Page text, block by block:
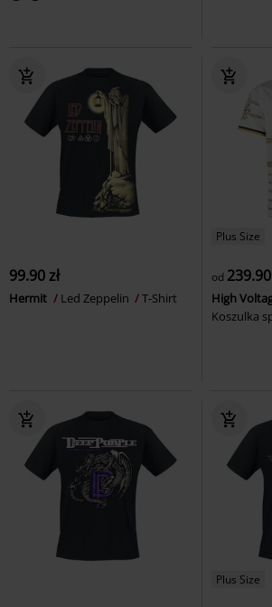
99.90 zł
Hermit Led Zeppelin T-Shirt
Plus Size
od 239.90
High
Koszulka
Plus Size